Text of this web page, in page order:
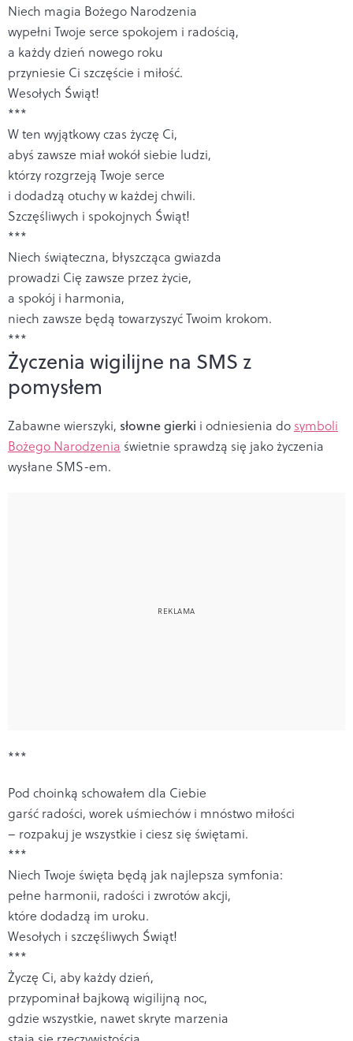
Niech magia Bożego Narodzenia
wypełni Twoje serce spokojem i radością,
a każdy dzień nowego roku
przyniesie Ci szczęście i miłość.
Wesołych Świąt!
***
W ten wyjątkowy czas życzę Ci,
abyś zawsze miał wokół siebie ludzi,
którzy rozgrzeją Twoje serce
i dodadzą otuchy w każdej chwili.
Szczęśliwych i spokojnych Świąt!
***
Niech świąteczna, błyszcząca gwiazda
prowadzi Cię zawsze przez życie,
a spokój i harmonia,
niech zawsze będą towarzyszyć Twoim krokom.
***
Życzenia wigilijne na SMS z
pomysłem
Zabawne wierszyki, słowne gierki i odniesienia do symboli
Bożego Narodzenia świetnie sprawdzą się jako życzenia
wysłane SMS-em.
***
Pod choinką schowałem dla Ciebie
garść radości, worek uśmiechów i mnóstwo miłości
– rozpakuj je wszystkie i ciesz się świętami.
***
Niech Twoje święta będą jak najlepsza symfonia:
pełne harmonii, radości i zwrotów akcji,
które dodadzą im uroku.
Wesołych i szczęśliwych Świąt!
***
Życzę Ci, aby każdy dzień,
przypominał bajkową wigilijną noc,
gdzie wszystkie, nawet skryte marzenia